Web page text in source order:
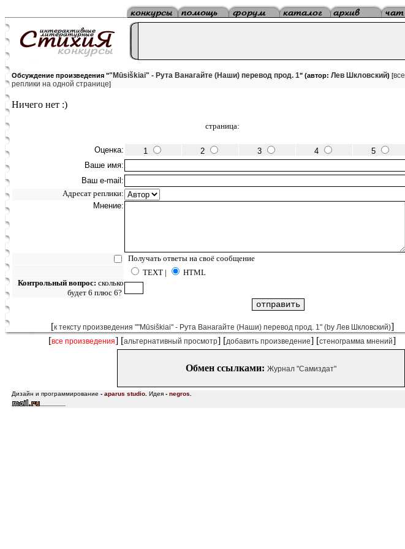
Обсуждение произведения ""Mūsiškiai" - Рута Ванагайте (Наши) перевод прод. 1" (автор: Лев Шкловский) [все
реплики на одной странице]
Ничего нет :)
страница:
Оценка: 1 2 3 4
5
Ваше имя:
Ваш e-mail:
Адресат реплики:
Мнение:
Получать ответы на своё сообщение
TEXT |
HTML
Контрольный вопрос: сколько
будет 6 плюс 6?
[к тексту произведения ""Mūsiškiai" - Рута Ванагайте (Наши) перевод прод. 1" (by Лев Шкловский)]
[все произведения] [альтернативный просмотр] [добавить произведение] [стенограмма мнений]
Обмен ссылками: Журнал "Самиздат"
Дизайн и программирование - aparus studio Идея - negros